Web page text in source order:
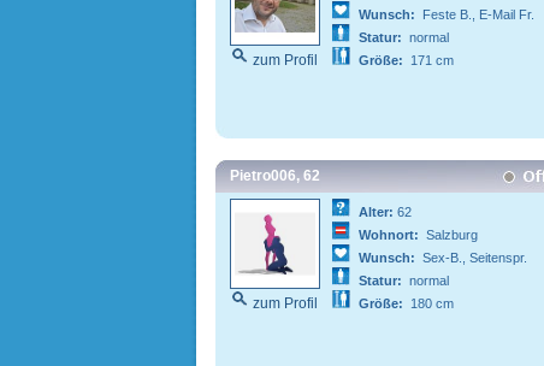
zum Profil
Wunsch:
Feste B., E-Mail Fr.
Statur: normal
Größe:
171 cm
Pietro006, 62
zum Profil
Alter: 62
Wohnort: Salzburg
Wunsch: Sex-B., Seitenspr.
Statur: normal
Größe:
180 cm